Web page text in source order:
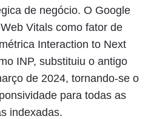
de negócio. O Google
Vitals como fator de
Interaction to Next
INP, substituiu o antigo
de 2024, tornando-se o
para todas as
indexadas.